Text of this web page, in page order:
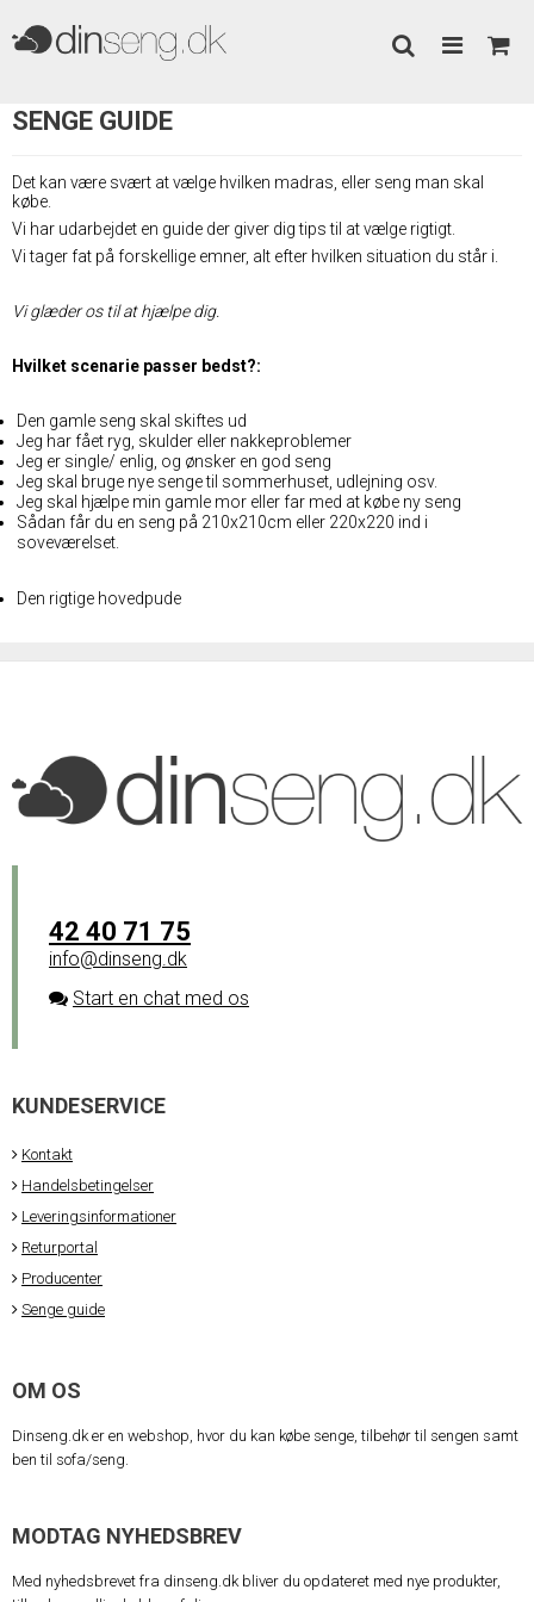
SENGE GUIDE
Det kan være svært at vælge hvilken madras, eller seng man skal
købe.
Vi har udarbejdet en guide der giver dig tips til at vælge rigtigt.
Vi tager fat på forskellige emner, alt efter hvilken situation du står i.
Vi glæder os til at hjælpe dig.
Hvilket scenarie passer bedst?:
Den gamle seng skal skiftes ud
Jeg har fået ryg, skulder eller nakkeproblemer
Jeg er single/ enlig, og ønsker en god seng
Jeg skal bruge nye senge til sommerhuset, udlejning osv.
Jeg skal hjælpe min gamle mor eller far med at købe ny seng
Sådan får du en seng på 210x210cm eller 220x220 ind i
soveværelset.
Den rigtige hovedpude
42 40 71 75
info@dinseng.dk
Start en chat med os
KUNDESERVICE
Kontakt
Handelsbetingelser
Leveringsinformationer
Returportal
Producenter
Senge guide
OM OS
Dinseng.dk er en webshop, hvor du kan købe senge, tilbehør til sengen samt
ben til sofa/seng.
MODTAG NYHEDSBREV
Med nyhedsbrevet fra dinseng.dk bliver du opdateret med nye produkter,